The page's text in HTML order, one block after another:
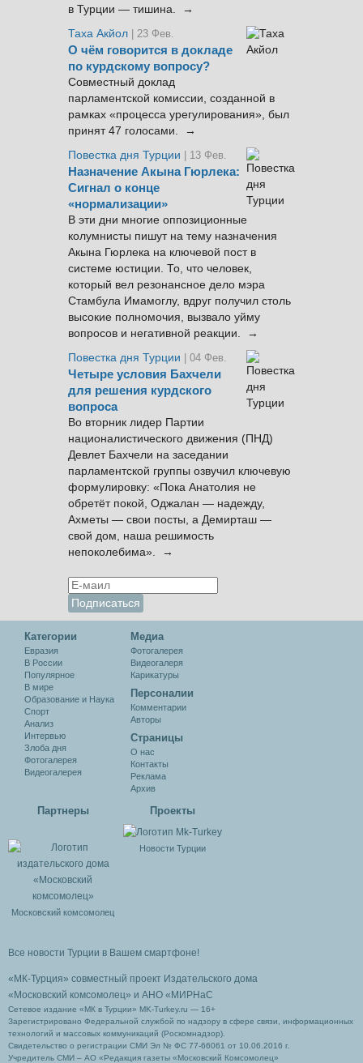
в Турции — тишина. →
Таха Акйол | 23 Фев.
О чём говорится в докладе
по курдскому вопросу?
Совместный доклад
парламентской комиссии, созданной в
рамках «процесса урегулирования», был
принят 47 голосами. →
Повестка дня Турции
| 13 Фев.
Назначение Акына Гюрлека:
Сигнал о конце
«нормализации»
В эти дни многие оппозиционные
колумнисты пишут на тему назначения
Акына Гюрлека на ключевой пост в
системе юстиции. То, что человек,
который вел резонансное дело мэра
Стамбула Имамоглу, вдруг получил столь
высокие полномочия, вызвало уйму
вопросов и негативной реакции. →
Повестка дня Турции
| 04 Фев.
Четыре условия Бахчели
для решения курдского
вопроса
Во вторник лидер Партии
националистического движения (ПНД)
Девлет Бахчели на заседании
парламентской группы озвучил ключевую
формулировку: «Пока Анатолия не
обретёт покой, Оджалан — надежду,
Ахметы — свои посты, а Демирташ —
свой дом, наша решимость
непоколебима». →
Категории
Евразия
В России
Популярное
В мире
Образование и Наука
Спорт
Анализ
Интервью
Злоба дня
Фотогалерея
Видеогалерея
Медиа
Фотогалерея
Видеогалеря
Карикатуры
Персоналии
Комментарии
Авторы
Cтраницы
О нас
Контакты
Реклама
Архив
Партнеры
Московский комсомолец
Проекты
Новости Турции
Все новости Турции в Вашем смартфоне!
«МК-Турция» совместный проект Издательского дома
«Московский комсомолец» и АНО «МИРНаС
Сетевое издание «МК в Турции» MK-Turkey.ru — 16+
Зарегистрировано Федеральной службой по надзору в сфере связи, информационных
технологий и массовых коммуникаций (Роскомнадзор).
Свидетельство о регистрации СМИ Эл № ФС 77-66061 от 10.06.2016 г.
Учредитель СМИ – АО «Редакция газеты «Московский Комсомолец»